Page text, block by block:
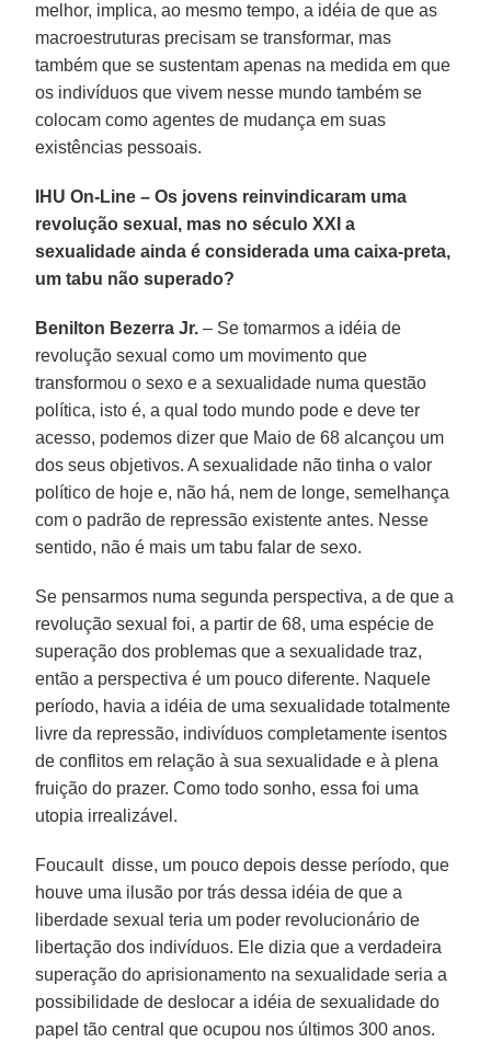
melhor, implica, ao mesmo tempo, a idéia de que as
macroestruturas precisam se transformar, mas
também que se sustentam apenas na medida em que
os indivíduos que vivem nesse mundo também se
colocam como agentes de mudança em suas
existências pessoais.
IHU On-Line – Os jovens reinvindicaram uma
revolução sexual, mas no século XXI a
sexualidade ainda é considerada uma caixa-preta,
um tabu não superado?
Benilton Bezerra Jr. – Se tomarmos a idéia de
revolução sexual como um movimento que
transformou o sexo e a sexualidade numa questão
política, isto é, a qual todo mundo pode e deve ter
acesso, podemos dizer que Maio de 68 alcançou um
dos seus objetivos. A sexualidade não tinha o valor
político de hoje e, não há, nem de longe, semelhança
com o padrão de repressão existente antes. Nesse
sentido, não é mais um tabu falar de sexo.
Se pensarmos numa segunda perspectiva, a de que a
revolução sexual foi, a partir de 68, uma espécie de
superação dos problemas que a sexualidade traz,
então a perspectiva é um pouco diferente. Naquele
período, havia a idéia de uma sexualidade totalmente
livre da repressão, indivíduos completamente isentos
de conflitos em relação à sua sexualidade e à plena
fruição do prazer. Como todo sonho, essa foi uma
utopia irrealizável.
Foucault disse, um pouco depois desse período, que
houve uma ilusão por trás dessa idéia de que a
liberdade sexual teria um poder revolucionário de
libertação dos indivíduos. Ele dizia que a verdadeira
superação do aprisionamento na sexualidade seria a
possibilidade de deslocar a idéia de sexualidade do
papel tão central que ocupou nos últimos 300 anos.